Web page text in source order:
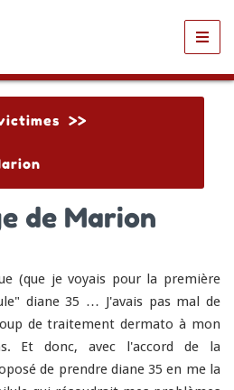
>>
de Marion
(que je voyais pour la première
diane 35 … J'avais pas mal de
de traitement dermato à mon
Et donc, avec l'accord de la
de prendre diane 35 en me la